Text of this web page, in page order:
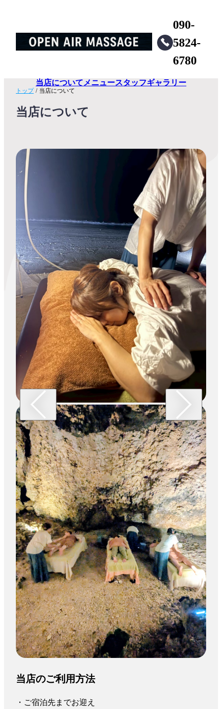
090-
5824-
6780
当店について メニュースタッフギャラリー
トップ / 当店について
当店について
当店のご利用方法
・ご宿泊先までお迎え